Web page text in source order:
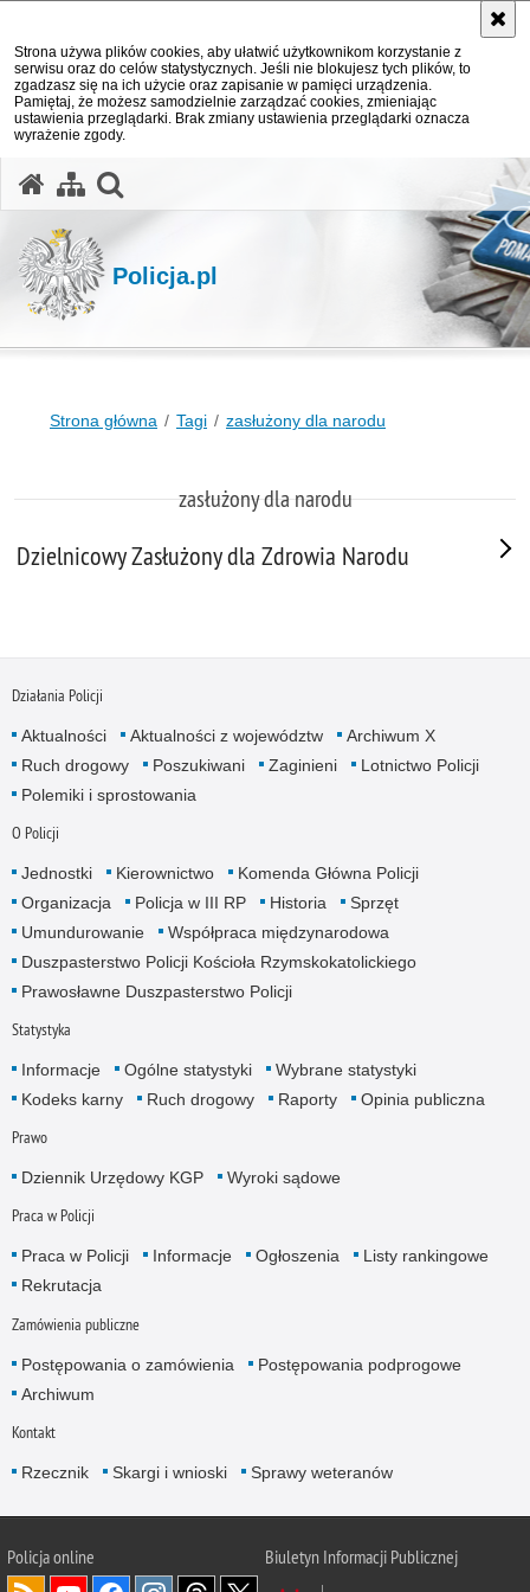
Strona używa plików cookies, aby ułatwić użytkownikom korzystanie z
serwisu oraz do celów statystycznych. Jeśli nie blokujesz tych plików, to
zgadzasz się na ich użycie oraz zapisanie w pamięci urządzenia.
Pamiętaj, że możesz samodzielnie zarządzać cookies, zmieniając
ustawienia przeglądarki. Brak zmiany ustawienia przeglądarki oznacza
wyrażenie zgody.
Policja.pl
Strona główna Tagi zasłużony dla narodu
zasłużony dla narodu
Dzielnicowy Zasłużony dla Zdrowia Narodu
Działania Policji
Aktualności Aktualności z województw
Archiwum X
Ruch drogowy
Poszukiwani Zaginieni
Lotnictwo Policji
Polemiki i sprostowania
O Policji
Jednostki Kierownictwo
Komenda Główna Policji
Organizacja
Policja w III RP Historia
Sprzęt
Umundurowanie
Współpraca międzynarodowa
Duszpasterstwo Policji Kościoła Rzymskokatolickiego
Prawosławne Duszpasterstwo Policji
Statystyka
Informacje Ogólne statystyki
Wybrane statystyki
Kodeks karny
Ruch drogowy Raporty Opinia publiczna
Prawo
Dziennik Urzędowy KGP Wyroki sądowe
Praca w Policji
Praca w Policji Informacje Ogłoszenia
Listy rankingowe
Rekrutacja
Zamówienia publiczne
Postępowania o zamówienia
Postępowania podprogowe
Archiwum
Kontakt
Rzecznik Skargi i wnioski Sprawy weteranów
Policjaonline
Biuletyn Informacji Publicznej